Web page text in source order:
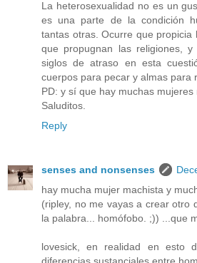
La heterosexualidad no es un
es una parte de la condición
tantas otras. Ocurre que propicia
que propugnan las religiones,
siglos de atraso en esta
cuerpos para pecar y almas para
PD: y sí que hay muchas mujeres
Saluditos.
Reply
senses and nonsenses
hay mucha mujer machista y
(ripley, no me vayas a crear otro
la palabra... homófobo. ;)) ...que
lovesick, en realidad en esto